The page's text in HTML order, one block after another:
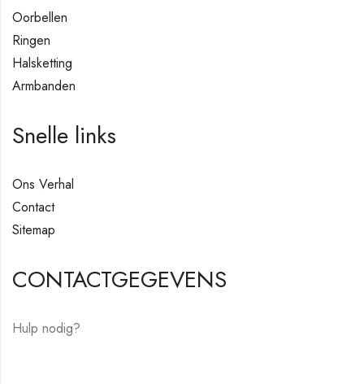
Oorbellen
Ringen
Halsketting
Armbanden
Snelle links
Ons Verhal
Contact
Sitemap
CONTACTGEGEVENS
Hulp nodig?